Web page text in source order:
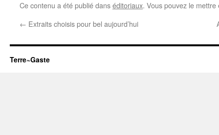
Ce contenu a été publié danséditoriaux. Vous pouvez le
← Extraits choisis pour bel aujourd’hui
Terre~Gaste